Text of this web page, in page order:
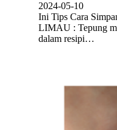
2024-05-10
Ini Tips Cara
LIMAU : Tepung
dalam resipi…